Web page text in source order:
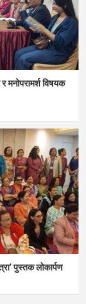
र मनोपरामर्श विषयक
पुस्तक लोकार्पण